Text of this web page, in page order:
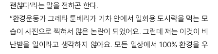
괜찮다’라는 말을 전하곤 한다.
“환경운동가 그레타 툰베리가 기차 안에서 일회용 도시락을 먹는 모
습이 사진으로 찍혀서 많은 논란이 되었어요. 그런데 저는 이것이 비
난받을 일이라고 생각하지 않아요. 모든 일상에서 100% 환경을 우